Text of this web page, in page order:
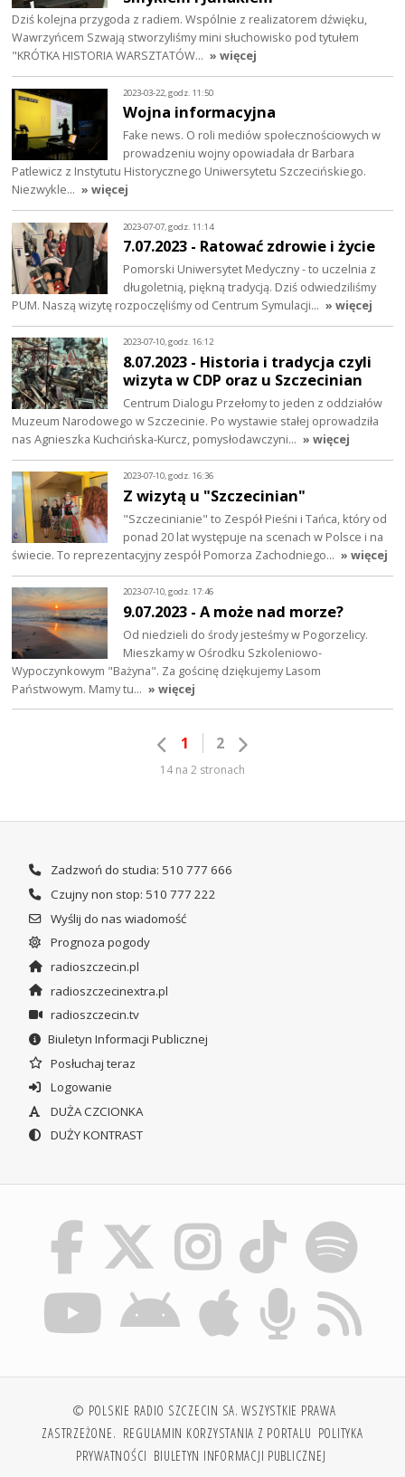
Dziś kolejna przygoda z radiem. Wspólnie z realizatorem dźwięku,
Wawrzyńcem Szwają stworzyliśmy mini słuchowisko pod tytułem
"KRÓTKA HISTORIA WARSZTATÓW… » więcej
2023-03-22, godz. 11:50
Wojna informacyjna
Fake news. O roli mediów społecznościowych w
prowadzeniu wojny opowiadała dr Barbara
Patlewicz z Instytutu Historycznego Uniwersytetu Szczecińskiego.
Niezwykle… » więcej
2023-07-07, godz. 11:14
7.07.2023 - Ratować zdrowie i życie
Pomorski Uniwersytet Medyczny - to uczelnia z
długoletnią, piękną tradycją. Dziś odwiedziliśmy
PUM. Naszą wizytę rozpoczęliśmy od Centrum Symulacji… » więcej
2023-07-10, godz. 16:12
8.07.2023 - Historia i tradycja czyli
wizyta w CDP oraz u Szczecinian
Centrum Dialogu Przełomy to jeden z oddziałów
Muzeum Narodowego w Szczecinie. Po wystawie stałej oprowadziła
nas Agnieszka Kuchcińska-Kurcz, pomysłodawczyni… » więcej
2023-07-10, godz. 16:36
Z wizytą u "Szczecinian"
"Szczecinianie" to Zespół Pieśni i Tańca, który od
ponad 20 lat występuje na scenach w Polsce i na
świecie. To reprezentacyjny zespół Pomorza Zachodniego… » więcej
2023-07-10, godz. 17:46
9.07.2023 - A może nad morze?
Od niedzieli do środy jesteśmy w Pogorzelicy.
Mieszkamy w Ośrodku Szkoleniowo-
Wypoczynkowym "Bażyna". Za gościnę dziękujemy Lasom
Państwowym. Mamy tu… » więcej
1 2
14 na 2 stronach
Zadzwoń do studia: 510 777 666
Czujny non stop: 510 777 222
Wyślij do nas wiadomość
Prognoza pogody
radioszczecin.pl
radioszczecinextra.pl
radioszczecin.tv
Biuletyn Informacji Publicznej
Posłuchaj teraz
Logowanie
DUŻA CZCIONKA
DUŻY KONTRAST
© POLSKIE RADIO SZCZECIN SA. WSZYSTKIE PRAWA
ZASTRZEŻONE. REGULAMIN KORZYSTANIA Z PORTALU POLITYKA
PRYWATNOŚCI BIULETYN INFORMACJI PUBLICZNEJ